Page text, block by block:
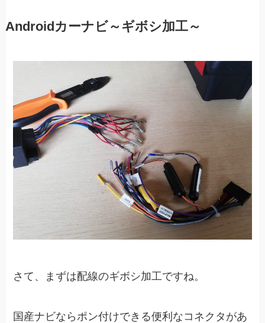
Androidカーナビ～ギボシ加工～
さて、まずは配線のギボシ加工ですね。
国産ナビならポン付けできる便利なコネクタがあ